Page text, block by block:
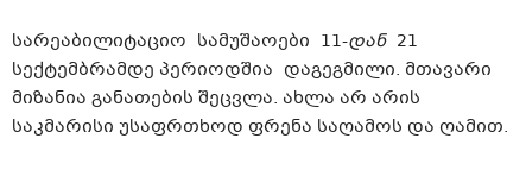
სარეაბილიტაციო სამუშაოები 11-დან21
სექტემბრამდე პერიოდშია დაგეგმილი. მთავარი
მიზანია განათების შეცვლა. ახლა არ არის
საკმარისი უსაფრთხოდ ფრენა საღამოს და ღამით.